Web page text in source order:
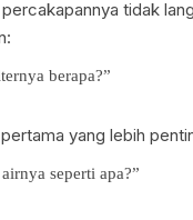
percakapannya tidak
berapa?”
yang lebih
seperti apa?”